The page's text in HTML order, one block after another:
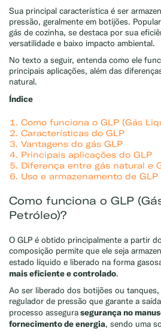
Sua principal característica é ser
pressão, geralmente em botijões.
gás de cozinha, se destaca por sua
versatilidade e baixo impacto ambiental.
No texto a seguir, entenda como ele
principais aplicações, além das
natural.
Índice
Como funciona o GLP (Gás
Características do GLP
Vantagens do gás GLP
Principais aplicações do GLP
Diferença entre gás natural e
Uso e armazenamento de GLP
Como funciona o GLP
Petróleo)?
O GLP é obtido principalmente a partir
composição permite que ele seja
estado líquido e liberado na forma
mais eficiente e controlado.
Ao ser liberado dos botijões ou
regulador de pressão que garante a
processo assegurasegurança no
fornecimento de energia, sendo uma